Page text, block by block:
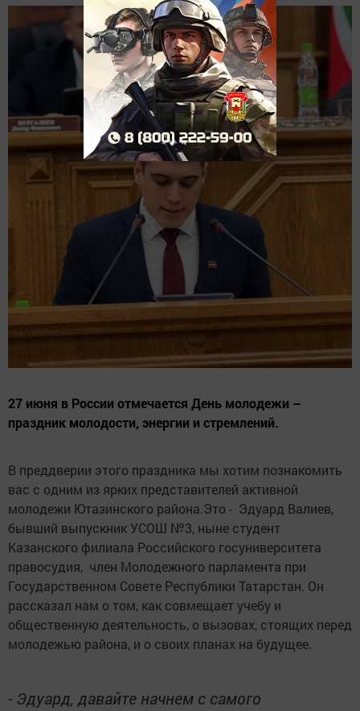
27 июня в России отмечается День молодежи –
праздник молодости, энергии и стремлений.
В преддверии этого праздника мы хотим познакомить
вас с одним из ярких представителей активной
молодежи Ютазинского района.Это - Эдуард Валиев,
бывший выпускник УСОШ №3, ныне студент
Казанского филиала Российского госуниверситета
правосудия, член Молодежного парламента при
Государственном Совете Республики Татарстан. Он
рассказал нам о том, как совмещает учебу и
общественную деятельность, о вызовах, стоящих перед
молодежью района, и о своих планах на будущее.
- Эдуард, давайте начнем с самого